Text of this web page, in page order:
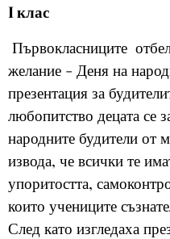
I клас
Първокласниците
желание - Деня на
презентация за
любопитство децата се
народните будители от
извода, че всички те
упоритостта,
които учениците
След като изгледаха